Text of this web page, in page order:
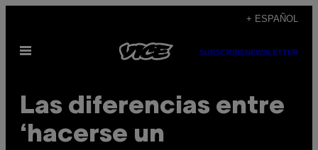
contenido
+ ESPAÑOL
Abrir
SUBSCRIBENEWSLETTER
Las diferencias entre
‘hacerse un